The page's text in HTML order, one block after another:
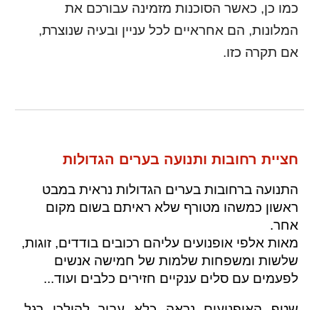
כמו כן, כאשר הסוכנות מזמינה עבורכם את
המלונות, הם אחראיים לכל עניין ובעיה שנוצרת,
אם תקרה כזו.
חציית רחובות ותנועה בערים הגדולות
התנועה ברחובות בערים הגדולות נראית במבט
ראשון כמשהו מטורף שלא ראיתם בשום מקום
אחר.
מאות אלפי אופנועים עליהם רכובים בודדים, זוגות,
שלשות ומשפחות שלמות של חמישה אנשים
לפעמים עם סלים ענקיים חזירים כלבים ועוד...